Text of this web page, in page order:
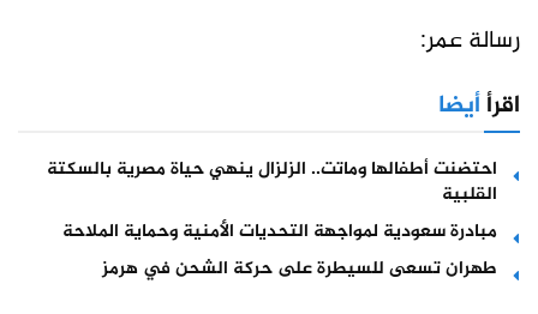
رسالة عمر:
اقرأأيضا
احتضنت أطفالها وماتت.. الزلزال ينهي حياة مصرية بالسكتة
القلبية
مبادرة سعودية لمواجهة التحديات الأمنية وحماية الملاحة
طهران تسعى للسيطرة على حركة الشحن في هرمز